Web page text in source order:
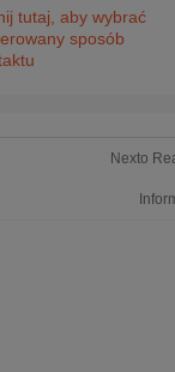
tutaj, aby wybrać
sposób
Nexto